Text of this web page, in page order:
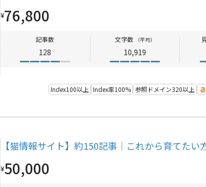
¥76,800
記事数
128
文字数 （平均）
10,919
Index100以上 Index率100% 参照ドメイン320以上
【猫情報サイト】約150記事｜これから育てたい
¥50,000